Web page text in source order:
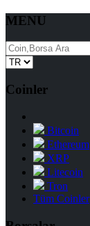
MENU
Coinler
Bitcoin
Ethereum
XRP
Litecoin
Tron
Tüm Coinler